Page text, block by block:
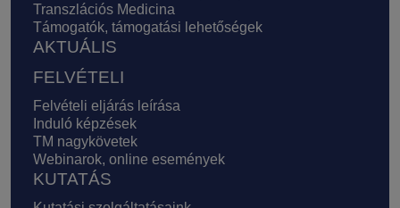
Transzlációs Medicina
Támogatók, támogatási lehetőségek
AKTUÁLIS
FELVÉTELI
Felvételi eljárás leírása
Induló képzések
TM nagykövetek
Webinarok, online események
KUTATÁS